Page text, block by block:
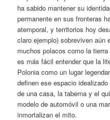
ha sabido mantener su
permanente en sus fronteras
atemporal, y territorios hoy
claro ejemplo) sobreviven aún
muchos polacos como la
es más fácil entender que la
Polonia como un lugar
definen ese espacio
de una casa, la taberna y el
modelo de automóvil o una
inmortalizan el mito.